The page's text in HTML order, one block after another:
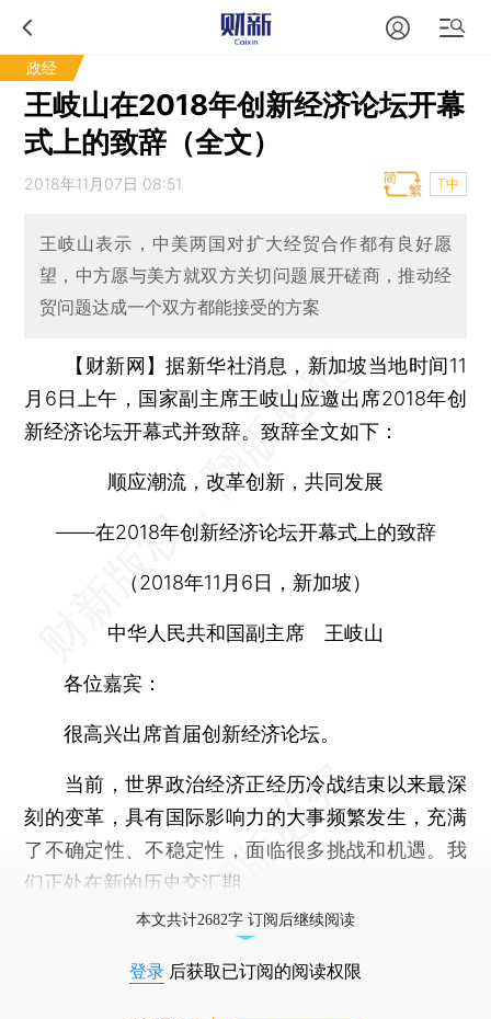
政经
王岐山在2018年创新经济论坛开幕
式上的致辞（全文）
2018年11月07日 08:51 T中
王岐山表示，中美两国对扩大经贸合作都有良好愿
望，中方愿与美方就双方关切问题展开磋商，推动经
贸问题达成一个双方都能接受的方案
【财新网】据新华社消息，新加坡当地时间11
月6日上午，国家副主席王岐山应邀出席2018年创
新经济论坛开幕式并致辞。致辞全文如下：
顺应潮流，改革创新，共同发展
——在2018年创新经济论坛开幕式上的致辞
（2018年11月6日，新加坡）
中华人民共和国副主席 王岐山
各位嘉宾：
很高兴出席首届创新经济论坛。
当前，世界政治经济正经历冷战结束以来最深
刻的变革，具有国际影响力的大事频繁发生，充满
了不确定性、不稳定性，面临很多挑战和机遇。我
们正处在新的历史交汇期。
本文共计2682字 订阅后继续阅读
登录 后获取已订阅的阅读权限